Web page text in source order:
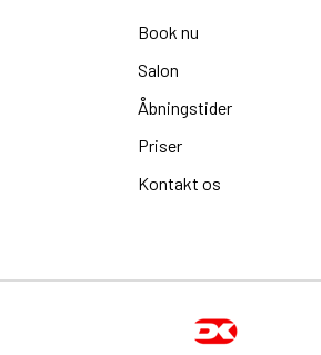
Book nu
Salon
Åbningstider
Priser
Kontakt os